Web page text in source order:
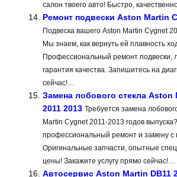
салон твоего авто! Быстро,
Ремонт подвески Aston Martin
Подвеска вашего Aston Martin Cygnet
Мы знаем, как вернуть ей плавность
Профессиональный ремонт подвески,
гарантия качества. Запишитесь на
сейчас!…
Замена лобового стекла Aston
2011 2013 Требуется замена
Martin Cygnet 2011-2013 годов
профессиональный ремонт и замену с
Оригинальные запчасти, опытные
цены! Закажите услугу прямо сейчас!…
Автосервис Aston Martin DB11